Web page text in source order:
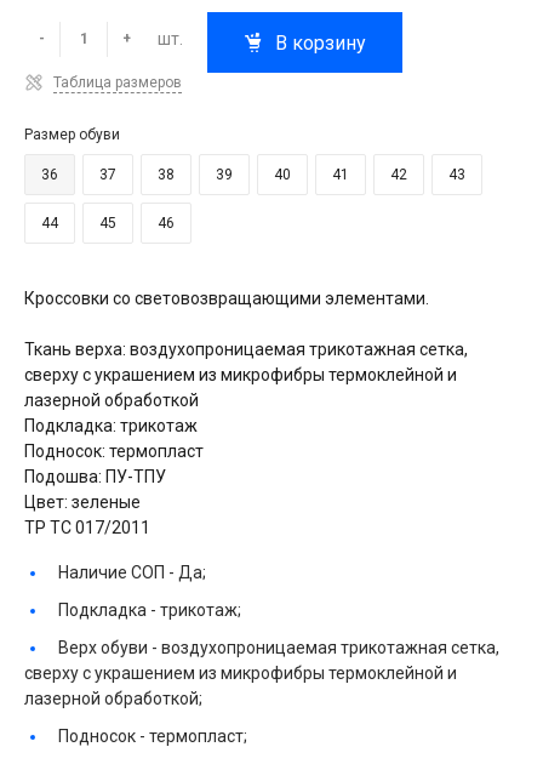
- + шт. В корзину
Таблица размеров
Размер обуви
36 37 38 39 40 41 42 43
44 45 46
Кроссовки со световозвращающими элементами.
Ткань верха: воздухопроницаемая трикотажная сетка,
сверху с украшением из микрофибры термоклейной и
лазерной обработкой
Подкладка: трикотаж
Подносок: термопласт
Подошва: ПУ-ТПУ
Цвет: зеленые
ТР ТС 017/2011
Наличие СОП - Да;
Подкладка - трикотаж;
Верх обуви - воздухопроницаемая трикотажная сетка,
сверху с украшением из микрофибры термоклейной и
лазерной обработкой;
Подносок - термопласт;